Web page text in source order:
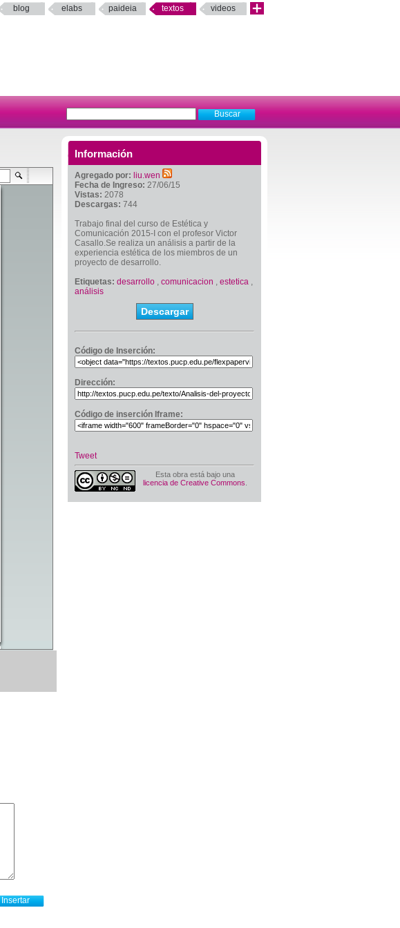
blog elabs paideia textos videos
Información
Agregado por: liu.wen
Fecha de Ingreso: 27/06/15
Vistas: 2078
Descargas: 744
Trabajo final del curso de Estética y
Comunicación 2015-I con el profesor Victor
Casallo.Se realiza un análisis a partir de la
experiencia estética de los miembros de un
proyecto de desarrollo.
Etiquetas: desarrollo , comunicacion , estetica ,
análisis
Descargar
Código de Inserción:
Dirección:
Código de inserción Iframe:
Tweet
Esta obra está bajo una
licencia de Creative Commons